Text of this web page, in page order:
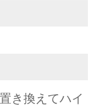
き換えてハイ